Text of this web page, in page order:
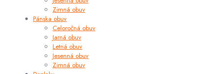
Zimná obuv
Pánska obuv
Celoročná obuv
Jarná obuv
Letná obuv
Jesenná obuv
Zimná obuv